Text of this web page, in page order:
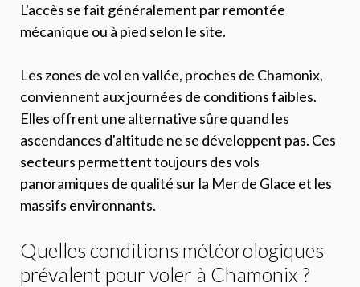
L'accès se fait généralement par remontée
mécanique ou à pied selon le site.
Les zones de vol en vallée, proches de Chamonix,
conviennent aux journées de conditions faibles.
Elles offrent une alternative sûre quand les
ascendances d'altitude ne se développent pas. Ces
secteurs permettent toujours des vols
panoramiques de qualité sur la Mer de Glace et les
massifs environnants.
Quelles conditions météorologiques
prévalent pour voler à Chamonix ?